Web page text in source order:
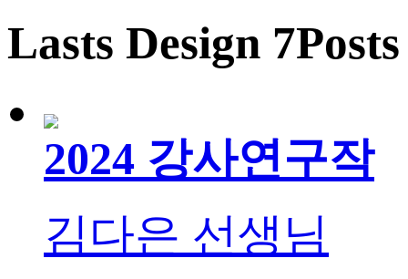
Lasts Design 7Posts
2024 강사연구작
김다은 선생님